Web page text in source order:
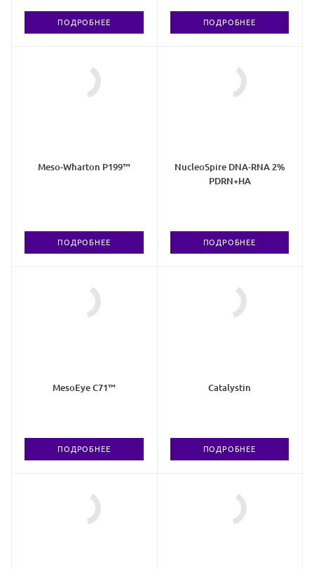
ПОДРОБНЕЕ ПОДРОБНЕЕ
Meso-Wharton P199™
ПОДРОБНЕЕ
NucleoSpire DNA-RNA 2%
PDRN+HA
ПОДРОБНЕЕ
MesoEye C71™
ПОДРОБНЕЕ
Catalystin
ПОДРОБНЕЕ